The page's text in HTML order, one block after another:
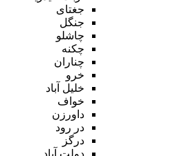
جغتای
جنگل
چاشلو
چکنه
چناران
خرو
خلیل آباد
خواف
داورزن
در رود
درگز
دولت آباد